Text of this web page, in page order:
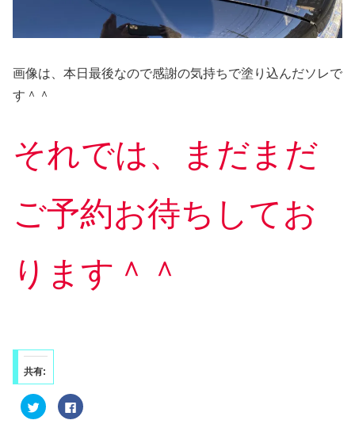
画像は、本日最後なので感謝の気持ちで塗り込んだソレで
す＾＾
それでは、まだまだ
ご予約お待ちしてお
ります＾＾
共有:
ク
リ
F
a